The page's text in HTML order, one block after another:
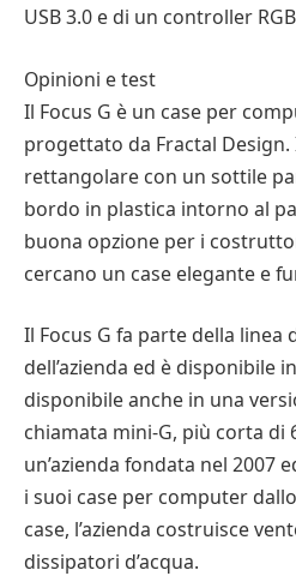
USB 3.0 e di un controller
Opinioni e test
Il Focus G è un case per
progettato da Fractal Design.
rettangolare con un sottile
bordo in plastica intorno al
buona opzione per i
cercano un case elegante e
Il Focus G fa parte della linea
dell’azienda ed è disponibile
disponibile anche in una
chiamata mini-G, più corta di
un’azienda fondata nel 2007
i suoi case per computer
case, l’azienda costruisce
dissipatori d’acqua.